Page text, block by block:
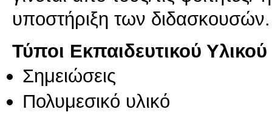
υποστήριξη των διδασκουσών.
Τύποι Εκπαιδευτικού Υλικού
Σημειώσεις
Πολυμεσικό υλικό